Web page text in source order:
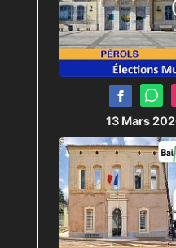
13 Mars